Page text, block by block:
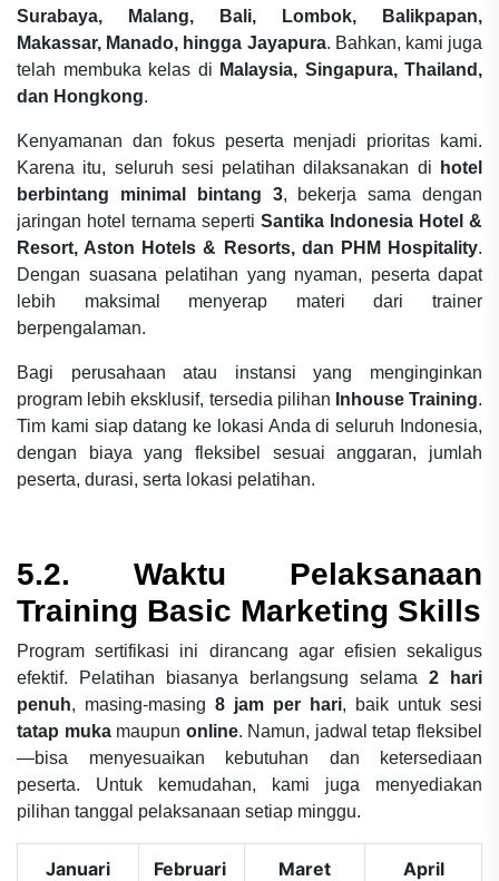
Surabaya, Malang, Bali, Lombok, Balikpapan,
Makassar, Manado, hingga Jayapura. Bahkan, kami juga
telah membuka kelas di Malaysia, Singapura, Thailand,
dan Hongkong.
Kenyamanan dan fokus peserta menjadi prioritas kami.
Karena itu, seluruh sesi pelatihan dilaksanakan di
hotel
berbintang minimal bintang 3, bekerja sama dengan
jaringan hotel ternama seperti Santika Indonesia Hotel &
Resort, Aston Hotels & Resorts, dan PHM Hospitality.
Dengan suasana pelatihan yang nyaman, peserta dapat
lebih maksimal menyerap materi dari trainer
berpengalaman.
Bagi perusahaan atau instansi yang menginginkan
program lebih eksklusif, tersedia pilihan Inhouse Training.
Tim kami siap datang ke lokasi Anda di seluruh Indonesia,
dengan biaya yang fleksibel sesuai anggaran, jumlah
peserta, durasi, serta lokasi pelatihan.
5.2. Waktu Pelaksanaan
Training Basic Marketing Skills
Program sertifikasi ini dirancang agar efisien sekaligus
efektif. Pelatihan biasanya berlangsung selama 2 hari
penuh, masing-masing 8 jam per hari, baik untuk sesi
tatap mukamaupun online. Namun, jadwal tetap fleksibel
—bisa menyesuaikan kebutuhan dan ketersediaan
peserta. Untuk kemudahan, kami juga menyediakan
pilihan tanggal pelaksanaan setiap minggu.
Januari Februari Maret April